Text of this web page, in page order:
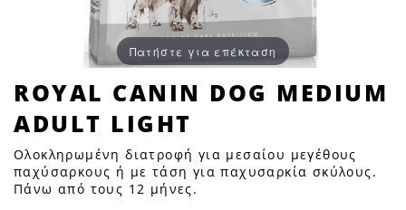
Πατήστε για επέκταση
ROYAL
CANIN
DOG
MEDIUM
ADULT
LIGHT
ROYAL CANIN DOG MEDIUM
ADULT LIGHT
Ολοκληρωμένη διατροφή για μεσαίου μεγέθους
παχύσαρκους ή με τάση για παχυσαρκία σκύλους.
Πάνω από τους 12 μήνες.